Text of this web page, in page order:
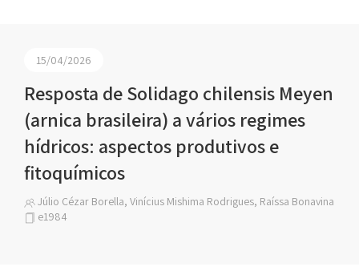
15/04/2026
Resposta de Solidago chilensis Meyen
(arnica brasileira) a vários regimes
hídricos: aspectos produtivos e
fitoquímicos
Júlio Cézar Borella, Vinícius Mishima Rodrigues, Raíssa Bonavina
e1984